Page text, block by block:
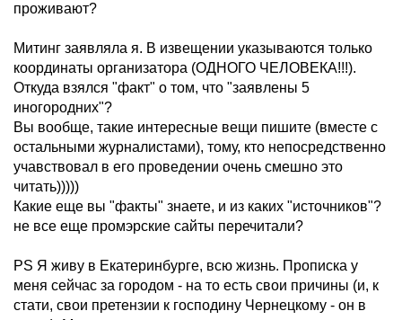
проживают?
Митинг заявляла я. В извещении указываются только
координаты организатора (ОДНОГО ЧЕЛОВЕКА!!!).
Откуда взялся "факт" о том, что "заявлены 5
иногородних"?
Вы вообще, такие интересные вещи пишите (вместе с
остальными журналистами), тому, кто непосредственно
учавствовал в его проведении очень смешно это
читать)))))
Какие еще вы "факты" знаете, и из каких "источников"?
не все еще промэрские сайты перечитали?
PS Я живу в Екатеринбурге, всю жизнь. Прописка у
меня сейчас за городом - на то есть свои причины (и, к
стати, свои претензии к господину Чернецкому - он в